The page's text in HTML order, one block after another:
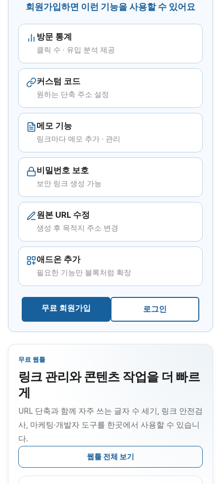
회원가입하면 이런 기능을 사용할 수 있어요
방문 통계
클릭 수 · 유입 분석 제공
커스텀 코드
원하는 단축 주소 설정
메모 기능
링크마다 메모 추가 · 관리
비밀번호 보호
보안 링크 생성 가능
원본 URL 수정
생성 후 목적지 주소 변경
애드온 추가
필요한 기능만 블록처럼 확장
무료 회원가입 로그인
무료 웹툴
링크 관리와 콘텐츠 작업을 더 빠르
게
URL 단축과 함께 자주 쓰는 글자 수 세기, 링크 안전검
사, 마케팅·개발자 도구를 한곳에서 사용할 수 있습니
다.
웹툴 전체 보기